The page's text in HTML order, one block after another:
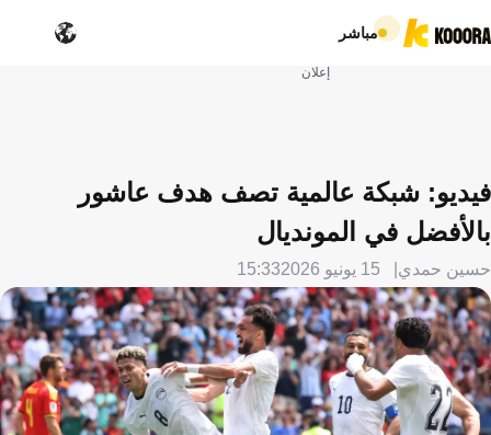
مباشر
إعلان
فيديو: شبكة عالمية تصف هدف عاشور
بالأفضل في المونديال
حسين حمدي 15 يونيو 2026 15:33